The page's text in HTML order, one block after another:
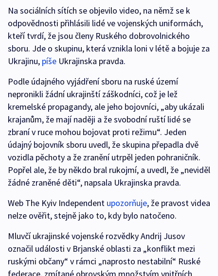
Na sociálních sítích se objevilo video, na němž se k
odpovědnosti přihlásili lidé ve vojenských uniformách,
kteří tvrdí, že jsou členy Ruského dobrovolnického
sboru. Jde o skupinu, která vznikla loni v létě a bojuje za
Ukrajinu, píše Ukrajinska pravda.
Podle údajného vyjádření sboru na ruské území
nepronikli žádní ukrajinští záškodníci, což je lež
kremelské propagandy, ale jeho bojovníci, „aby ukázali
krajanům, že mají naději a že svobodní ruští lidé se
zbraní v ruce mohou bojovat proti režimu“. Jeden
údajný bojovník sboru uvedl, že skupina přepadla dvě
vozidla pěchoty a že zranění utrpěl jeden pohraničník.
Popřel ale, že by někdo bral rukojmí, a uvedl, že „neviděl
žádné zraněné děti“, napsala Ukrajinska pravda.
Web The Kyiv Independent upozorňuje, že pravost videa
nelze ověřit, stejně jako to, kdy bylo natočeno.
Mluvčí ukrajinské vojenské rozvědky Andrij Jusov
označil události v Brjanské oblasti za „konflikt mezi
ruskými občany“ v rámci „naprosto nestabilní“ Ruské